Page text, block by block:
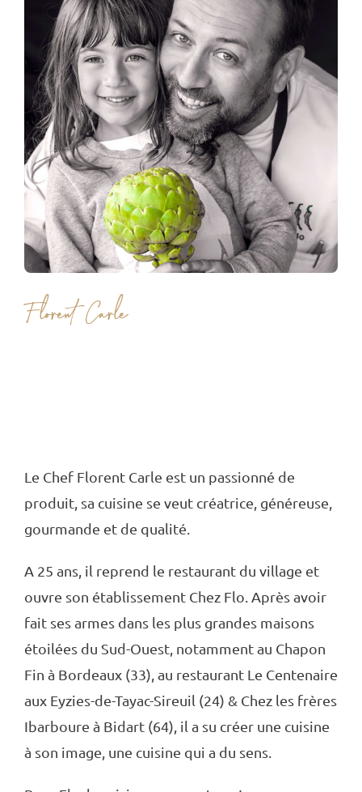
Florent Carle
Le Chef Florent Carle est un passionné de
produit, sa cuisine se veut créatrice, généreuse,
gourmande et de qualité.
A 25 ans, il reprend le restaurant du village et
ouvre son établissement Chez Flo. Après avoir
fait ses armes dans les plus grandes maisons
étoilées du Sud-Ouest, notamment au Chapon
Fin à Bordeaux (33), au restaurant Le Centenaire
aux Eyzies-de-Tayac-Sireuil (24) & Chez les frères
Ibarboure à Bidart (64), il a su créer une cuisine
à son image, une cuisine qui a du sens.